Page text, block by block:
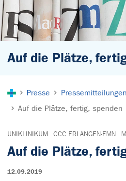
Auf die Plätze,
Presse
Pressemitteilungen
Auf die Plätze, fertig, spenden
UNIKLINIKUM CCC ERLANGEN-EMN
Auf die Plätze,
12.09.2019